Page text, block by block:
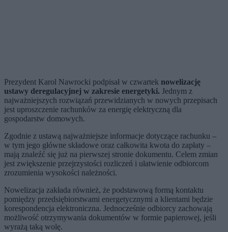
Prezydent Karol Nawrocki podpisał w czwartek nowelizację
ustawy deregulacyjnej w zakresie energetyki. Jednym z
najważniejszych rozwiązań przewidzianych w nowych przepisach
jest uproszczenie rachunków za energię elektryczną dla
gospodarstw domowych.
Zgodnie z ustawą najważniejsze informacje dotyczące rachunku –
w tym jego główne składowe oraz całkowita kwota do zapłaty –
mają znaleźć się już na pierwszej stronie dokumentu. Celem zmian
jest zwiększenie przejrzystości rozliczeń i ułatwienie odbiorcom
zrozumienia wysokości należności.
Nowelizacja zakłada również, że podstawową formą kontaktu
pomiędzy przedsiębiorstwami energetycznymi a klientami będzie
korespondencja elektroniczna. Jednocześnie odbiorcy zachowają
możliwość otrzymywania dokumentów w formie papierowej, jeśli
wyrażą taką wolę.